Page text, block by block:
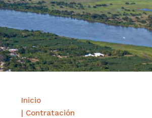
Inicio
| Contratación